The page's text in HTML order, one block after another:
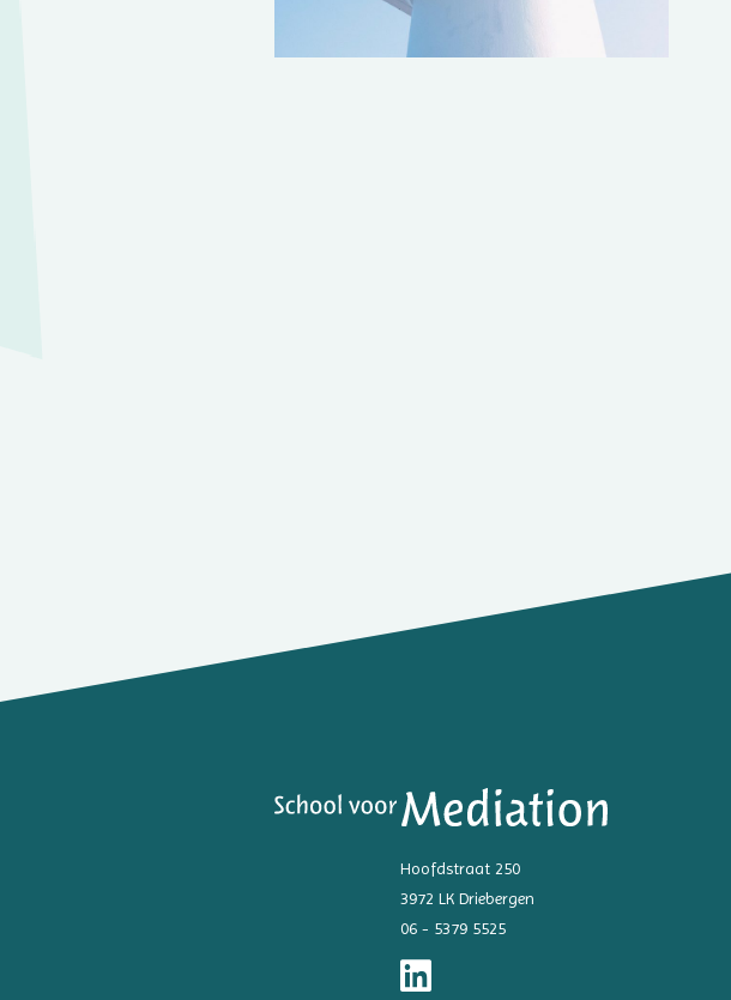
Hoofdstraat 250
3972 LK Driebergen
06 - 5379 5525